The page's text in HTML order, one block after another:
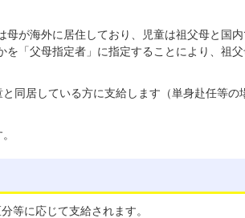
母が海外に居住しており、児童は祖父母と国
「父母指定者」に指定することにより、祖
同居している方に支給します（単身赴任等の
等に応じて支給されます。